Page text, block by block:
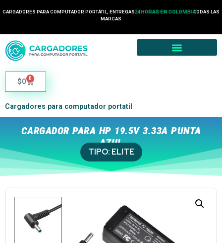
CARGADORES PARA COMPUTADOR PORTÁTIL, ENTREGAS 2 HORA EN MEDELLÍN
24 HORAS EN COLOMBIATODAS LAS
MARCAS
$0 0
Cargadores para computador portatil
CARGADOR PARA HP 19.5V 3.33A PUNTA
AZUL
TIPO: ELITE